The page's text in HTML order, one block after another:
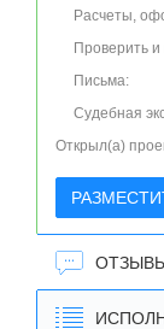
Расчеты,
Проверить
Письма:
Судебная
Открыл(а)